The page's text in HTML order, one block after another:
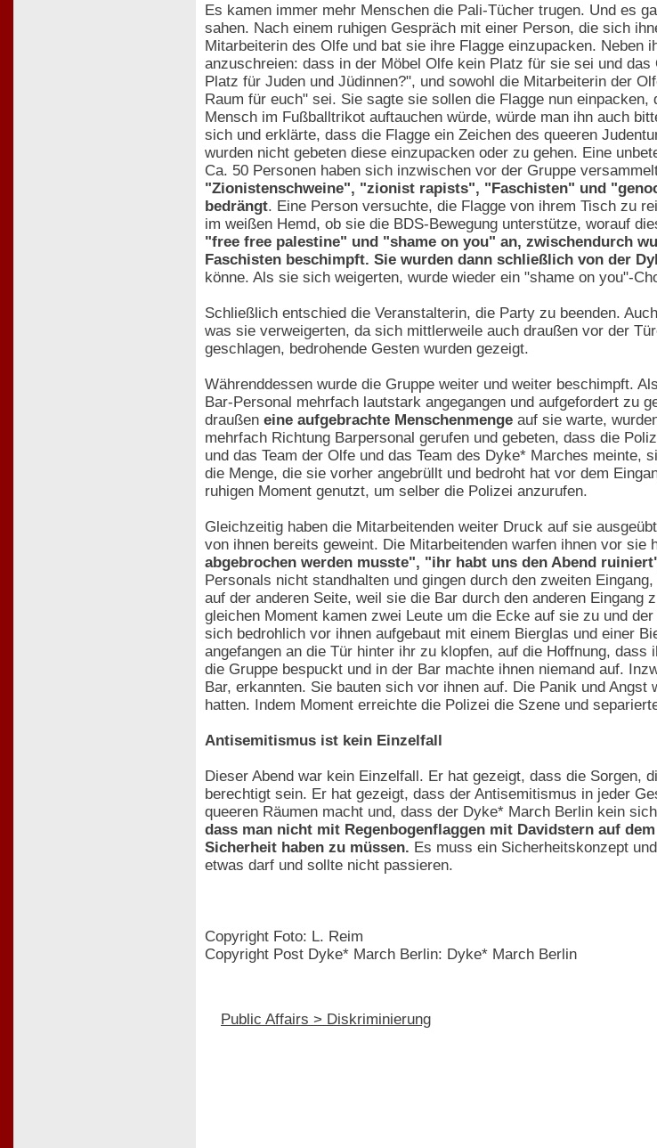
Es kamen immer mehr Menschen die Pali-Tücher trugen. Und es
sahen. Nach einem ruhigen Gespräch mit einer Person, die sich
Mitarbeiterin des Olfe und bat sie ihre Flagge einzupacken.
anzuschreien: dass in der Möbel Olfe kein Platz für sie sei und
Platz für Juden und Jüdinnen?", und sowohl die Mitarbeiterin der
Raum für euch" sei. Sie sagte sie sollen die Flagge nun
Mensch im Fußballtrikot auftauchen würde, würde man ihn auch
sich und erklärte, dass die Flagge ein Zeichen des queeren
wurden nicht gebeten diese einzupacken oder zu gehen. Eine
Ca. 50 Personen haben sich inzwischen vor der Gruppe
"Zionistenschweine", "zionist rapists", "Faschisten" und
bedrängt. Eine Person versuchte, die Flagge von ihrem Tisch zu
im weißen Hemd, ob sie die BDS-Bewegung unterstütze, worauf
"free free palestine" und "shame on you" an, zwischendurch
Faschisten beschimpft. Sie wurden dann schließlich von der
könne. Als sie sich weigerten, wurde wieder ein "shame on you"-
Schließlich entschied die Veranstalterin, die Party zu beenden.
was sie verweigerten, da sich mittlerweile auch draußen vor der
geschlagen, bedrohende Gesten wurden gezeigt.
Währenddessen wurde die Gruppe weiter und weiter beschimpft.
Bar-Personal mehrfach lautstark angegangen und aufgefordert zu
draußen eine aufgebrachte Menschenmenge auf sie warte,
mehrfach Richtung Barpersonal gerufen und gebeten, dass die
und das Team der Olfe und das Team des Dyke* Marches
die Menge, die sie vorher angebrüllt und bedroht hat vor dem
ruhigen Moment genutzt, um selber die Polizei anzurufen.
Gleichzeitig haben die Mitarbeitenden weiter Druck auf sie
von ihnen bereits geweint. Die Mitarbeitenden warfen ihnen vor sie
abgebrochen werden musste", "ihr habt uns den Abend
Personals nicht standhalten und gingen durch den zweiten
auf der anderen Seite, weil sie die Bar durch den anderen
gleichen Moment kamen zwei Leute um die Ecke auf sie zu und
sich bedrohlich vor ihnen aufgebaut mit einem Bierglas und einer
angefangen an die Tür hinter ihr zu klopfen, auf die Hoffnung,
die Gruppe bespuckt und in der Bar machte ihnen niemand auf.
Bar, erkannten. Sie bauten sich vor ihnen auf. Die Panik und
hatten. Indem Moment erreichte die Polizei die Szene und
Antisemitismus ist kein Einzelfall
Dieser Abend war kein Einzelfall. Er hat gezeigt, dass die Sorgen,
berechtigt sein. Er hat gezeigt, dass der Antisemitismus in jeder
queeren Räumen macht und, dass der Dyke* March Berlin kein
dass man nicht mit Regenbogenflaggen mit Davidstern auf
Sicherheit haben zu müssen. Es muss ein Sicherheitskonzept
etwas darf und sollte nicht passieren.
Copyright Foto: L. Reim
Copyright Post Dyke* March Berlin: Dyke* March Berlin
Public Affairs > Diskriminierung